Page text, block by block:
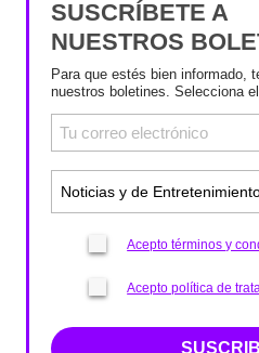
SUSCRÍBETE A
NUESTROS
Para que estés bien informado,
nuestros boletines. Selecciona
Acepto términos y
Acepto política de